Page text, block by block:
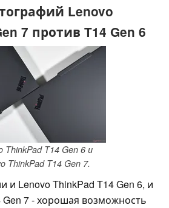
Lenovo
7 против T14 Gen 6
ThinkPad T14 Gen 6 и
ThinkPad T14 Gen 7.
и Lenovo ThinkPad T14 Gen 6, и
Gen 7 - хорошая возможность